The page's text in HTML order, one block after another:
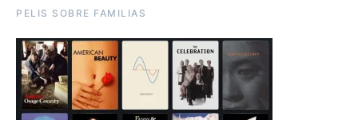
PELIS SOBRE FAMILIAS